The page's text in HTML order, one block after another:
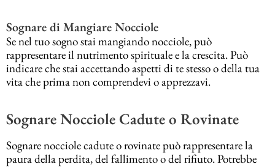
Sognare di Mangiare Nocciole
Se nel tuo sogno stai mangiando nocciole, può
rappresentare il nutrimento spirituale e la crescita. Può
indicare che stai accettando aspetti di te stesso o della tua
vita che prima non comprendevi o apprezzavi.
Sognare Nocciole Cadute o Rovinate
Sognare nocciole cadute o rovinate può rappresentare la
paura della perdita, del fallimento o del rifiuto. Potrebbe